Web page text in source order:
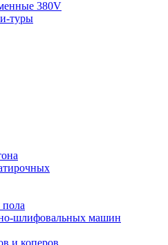
380V
туры
шлифовальных машин
и коперов